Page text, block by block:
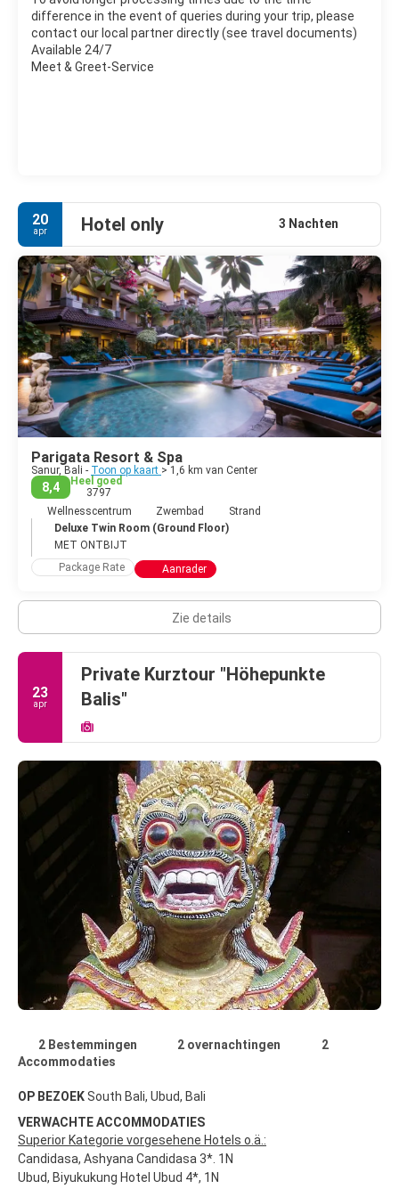
difference in the event of queries during your trip, please
contact our local partner directly (see travel documents)
Available 24/7
Meet & Greet-Service
20
apr Hotel only 3 Nachten
Parigata Resort & Spa
Sanur, Bali - Toon op kaart > 1,6 km van Center
8,4
Heel goed
3797
Wellnesscentrum
Zwembad
Strand
Deluxe Twin Room (Ground Floor)
MET ONTBIJT
Package Rate
Aanrader
Zie details
23
apr
Private Kurztour "Höhepunkte
Balis"
2 Bestemmingen 2 overnachtingen
2
Accommodaties
OP BEZOEKSouth Bali, Ubud, Bali
VERWACHTE ACCOMMODATIES
Superior Kategorie vorgesehene Hotels o.ä.:
Candidasa, Ashyana Candidasa 3*. 1N
Ubud, Biyukukung Hotel Ubud 4*, 1N